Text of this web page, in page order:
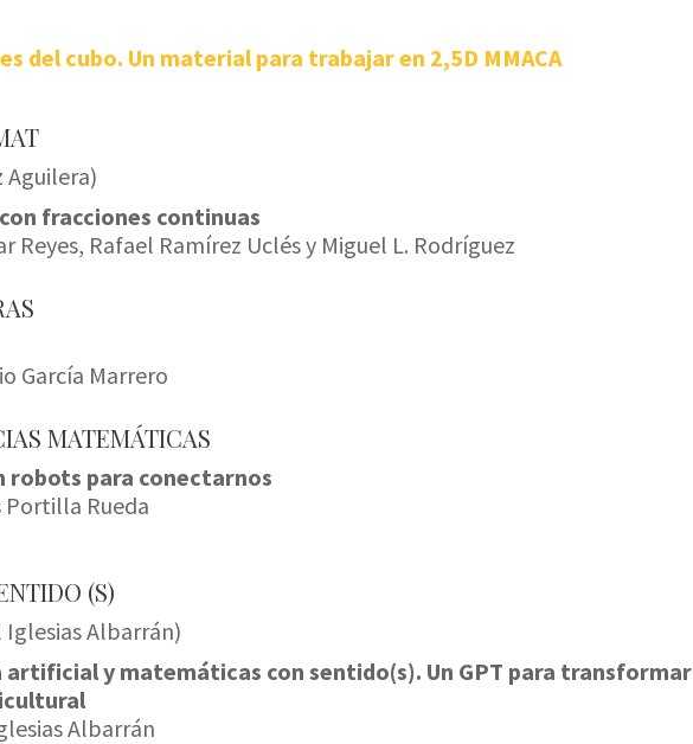
del cubo. Un material para trabajar en 2,5D MMACA
Aguilera)
fracciones continuas
Reyes, Rafael Ramírez Uclés y Miguel L. Rodríguez
García Marrero
MATEMÁTICAS
robots para conectarnos
Portilla Rueda
(S)
Iglesias Albarrán)
y matemáticas con sentido(s). Un GPT para transformar
Albarrán